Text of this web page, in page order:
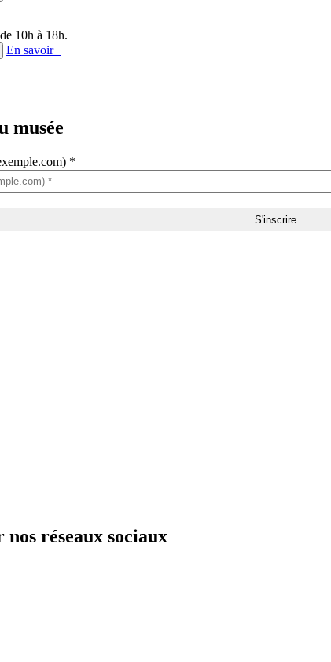
10h à 18h.
En savoir+
musée
*
réseaux sociaux